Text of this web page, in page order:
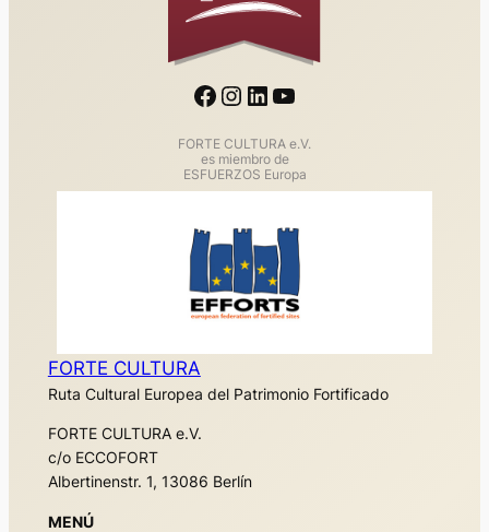
Facebook Instagram LinkedIn YouTube
FORTE CULTURA e.V.
es miembro de
ESFUERZOS Europa
FORTE CULTURA
Ruta Cultural Europea del Patrimonio Fortificado
FORTE CULTURA e.V.
c/o ECCOFORT
Albertinenstr. 1, 13086 Berlín
MENÚ